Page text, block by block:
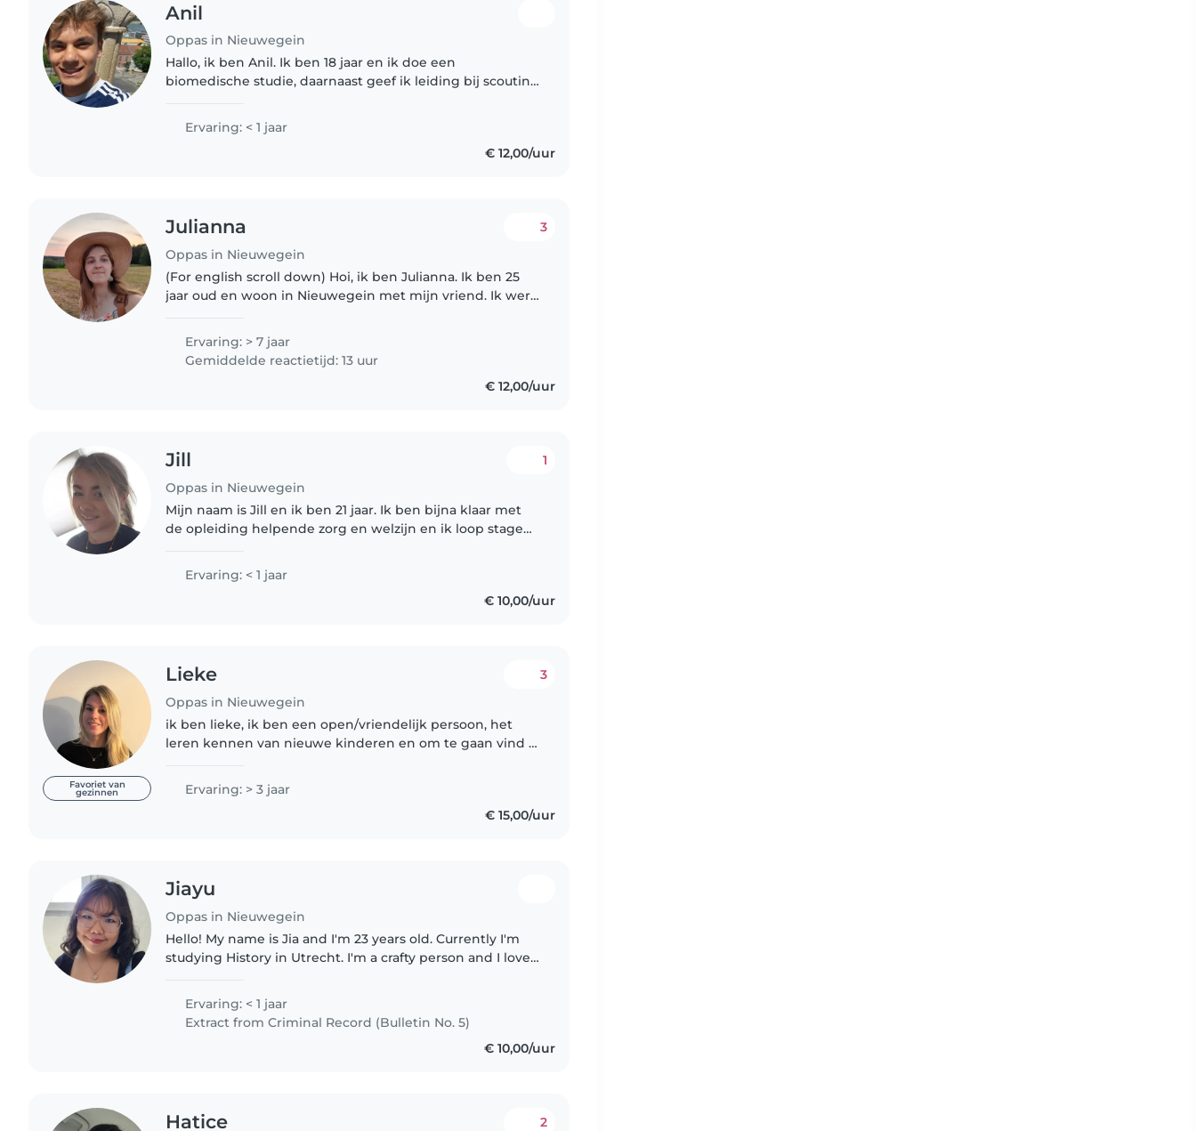
Anil
Oppas in Nieuwegein
Hallo, ik ben Anil. Ik ben 18 jaar en ik doe een
biomedische studie, daarnaast geef ik leiding bij scouting
waarvoor ik een VOG..
Ervaring: < 1 jaar
€ 12,00/uur
Julianna
Oppas in Nieuwegein
3
(For english scroll down) Hoi, ik ben Julianna. Ik ben 25
jaar oud en woon in Nieuwegein met mijn vriend. Ik werk
geef en..
Ervaring: > 7 jaar
Gemiddelde reactietijd: 13 uur
€ 12,00/uur
Jill
Oppas in Nieuwegein
1
Mijn naam is Jill en ik ben 21 jaar. Ik ben bijna klaar met
de opleiding helpende zorg en welzijn en ik loop stage
wil ik door..
Ervaring: < 1 jaar
€ 10,00/uur
Favoriet van
gezinnen
Lieke
Oppas in Nieuwegein
3
ik ben lieke, ik ben een open/vriendelijk persoon, het
leren kennen van nieuwe kinderen en om te gaan vind ik
stage gelopen in..
Ervaring: > 3 jaar
€ 15,00/uur
Jiayu
Oppas in Nieuwegein
Hello! My name is Jia and I'm 23 years old. Currently I'm
studying History in Utrecht. I'm a crafty person and I love
Ervaring: < 1 jaar
Extract from Criminal Record (Bulletin No. 5)
€ 10,00/uur
Hatice 2